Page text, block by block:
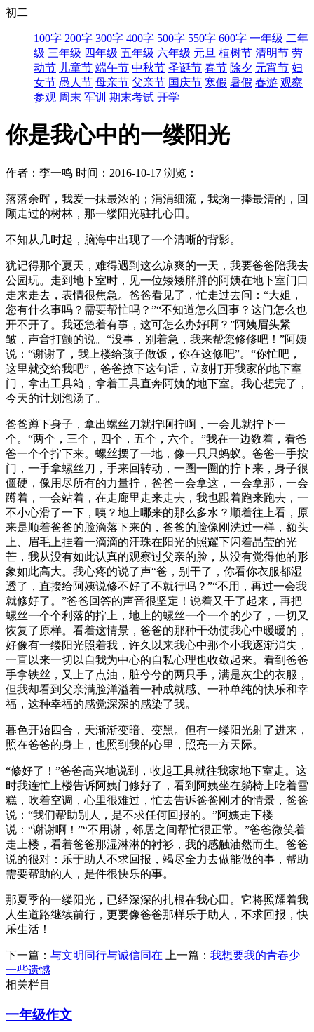
初二
100字 200字 300字 400字 500字 550字 600字 一年级 二年
级 三年级 四年级 五年级 六年级 元旦 植树节 清明节 劳
动节 儿童节 端午节 中秋节 圣诞节 春节 除夕 元宵节 妇
女节 愚人节 母亲节 父亲节 国庆节 寒假 暑假 春游 观察
参观 周末 军训 期末考试 开学
你是我心中的一缕阳光
作者：李一鸣 时间：2016-10-17 浏览：
落落余晖，我爱一抹最浓的；涓涓细流，我掬一捧最清的，回
顾走过的树林，那一缕阳光驻扎心田。
不知从几时起，脑海中出现了一个清晰的背影。
犹记得那个夏天，难得遇到这么凉爽的一天，我要爸爸陪我去
公园玩。走到地下室时，见一位矮矮胖胖的阿姨在地下室门口
走来走去，表情很焦急。爸爸看见了，忙走过去问：“大姐，
您有什么事吗？需要帮忙吗？”“不知道怎么回事？这门怎么也
开不开了。我还急着有事，这可怎么办好啊？”阿姨眉头紧
皱，声音打颤的说。“没事，别着急，我来帮您修修吧！”阿姨
说：“谢谢了，我上楼给孩子做饭，你在这修吧”。“你忙吧，
这里就交给我吧”，爸爸撩下这句话，立刻打开我家的地下室
门，拿出工具箱，拿着工具直奔阿姨的地下室。我心想完了，
今天的计划泡汤了。
爸爸蹲下身子，拿出螺丝刀就拧啊拧啊，一会儿就拧下一
个。“两个，三个，四个，五个，六个。”我在一边数着，看爸
爸一个个拧下来。螺丝摆了一地，像一只只蚂蚁。爸爸一手按
门，一手拿螺丝刀，手来回转动，一圈一圈的拧下来，身子很
僵硬，像用尽所有的力量拧，爸爸一会拿这，一会拿那，一会
蹲着，一会站着，在走廊里走来走去，我也跟着跑来跑去，一
不小心滑了一下，咦？地上哪来的那么多水？顺着往上看，原
来是顺着爸爸的脸滴落下来的，爸爸的脸像刚洗过一样，额头
上、眉毛上挂着一滴滴的汗珠在阳光的照耀下闪着晶莹的光
芒，我从没有如此认真的观察过父亲的脸，从没有觉得他的形
象如此高大。我心疼的说了声“爸，别干了，你看你衣服都湿
透了，直接给阿姨说修不好了不就行吗？”“不用，再过一会我
就修好了。”爸爸回答的声音很坚定！说着又干了起来，再把
螺丝一个个利落的拧上，地上的螺丝一个一个的少了，一切又
恢复了原样。看着这情景，爸爸的那种干劲使我心中暖暖的，
好像有一缕阳光照着我，许久以来我心中那个小我逐渐消失，
一直以来一切以自我为中心的自私心理也收敛起来。看到爸爸
手拿铁丝，又上了点油，脏兮兮的两只手，满是灰尘的衣服，
但我却看到父亲满脸洋溢着一种成就感、一种单纯的快乐和幸
福，这种幸福的感觉深深的感染了我。
暮色开始四合，天渐渐变暗、变黑。但有一缕阳光射了进来，
照在爸爸的身上，也照到我的心里，照亮一方天际。
“修好了！”爸爸高兴地说到，收起工具就往我家地下室走。这
时我连忙上楼告诉阿姨门修好了，看到阿姨坐在躺椅上吃着雪
糕，吹着空调，心里很难过，忙去告诉爸爸刚才的情景，爸爸
说：“我们帮助别人，是不求任何回报的。”阿姨走下楼
说：“谢谢啊！”“不用谢，邻居之间帮忙很正常。”爸爸微笑着
走上楼，看着爸爸那湿淋淋的衬衫，我的感触油然而生。爸爸
说的很对：乐于助人不求回报，竭尽全力去做能做的事，帮助
需要帮助的人，是件很快乐的事。
那夏季的一缕阳光，已经深深的扎根在我心田。它将照耀着我
人生道路继续前行，更要像爸爸那样乐于助人，不求回报，快
乐生活！
下一篇： 与文明同行与诚信同在 上一篇： 我想要我的青春少
一些遗憾
相关栏目
一年级作文